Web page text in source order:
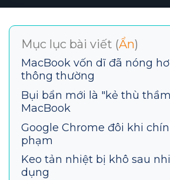
Mục lục bài viết (Ẩn)
MacBook vốn dĩ đã nóng
thông thường
Bụi bẩn mới là "kẻ thù
MacBook
Google Chrome đôi khi
phạm
Keo tản nhiệt bị khô sau
dụng